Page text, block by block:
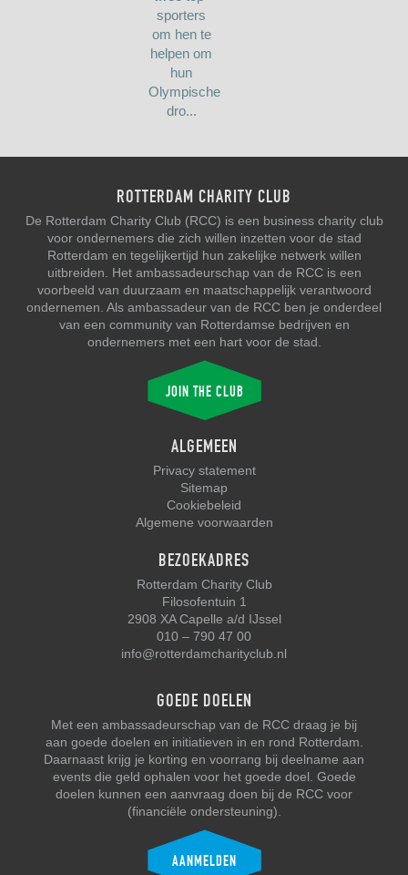
sporters
om hen te
helpen om
hun
Olympische
dro...
ROTTERDAM CHARITY CLUB
De Rotterdam Charity Club (RCC) is een business charity club
voor ondernemers die zich willen inzetten voor de stad
Rotterdam en tegelijkertijd hun zakelijke netwerk willen
uitbreiden. Het ambassadeurschap van de RCC is een
voorbeeld van duurzaam en maatschappelijk verantwoord
ondernemen. Als ambassadeur van de RCC ben je onderdeel
van een community van Rotterdamse bedrijven en
ondernemers met een hart voor de stad.
JOIN THE CLUB
ALGEMEEN
Privacy statement
Sitemap
Cookiebeleid
Algemene voorwaarden
BEZOEKADRES
Rotterdam Charity Club
Filosofentuin 1
2908 XA Capelle a/d IJssel
010 – 790 47 00
info@rotterdamcharityclub.nl
GOEDE DOELEN
Met een ambassadeurschap van de RCC draag je bij
aan goede doelen en initiatieven in en rond Rotterdam.
Daarnaast krijg je korting en voorrang bij deelname aan
events die geld ophalen voor het goede doel. Goede
doelen kunnen een aanvraag doen bij de RCC voor
(financiële ondersteuning).
AANMELDEN